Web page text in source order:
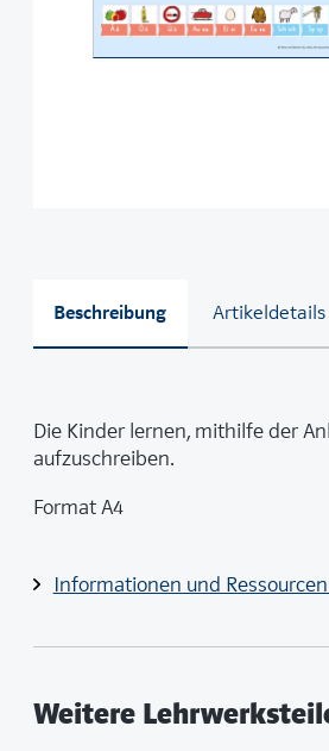
Beschreibung Artikeldetails
Die Kinder lernen, mithilfe der
aufzuschreiben.
Format A4
Informationen und
Weitere